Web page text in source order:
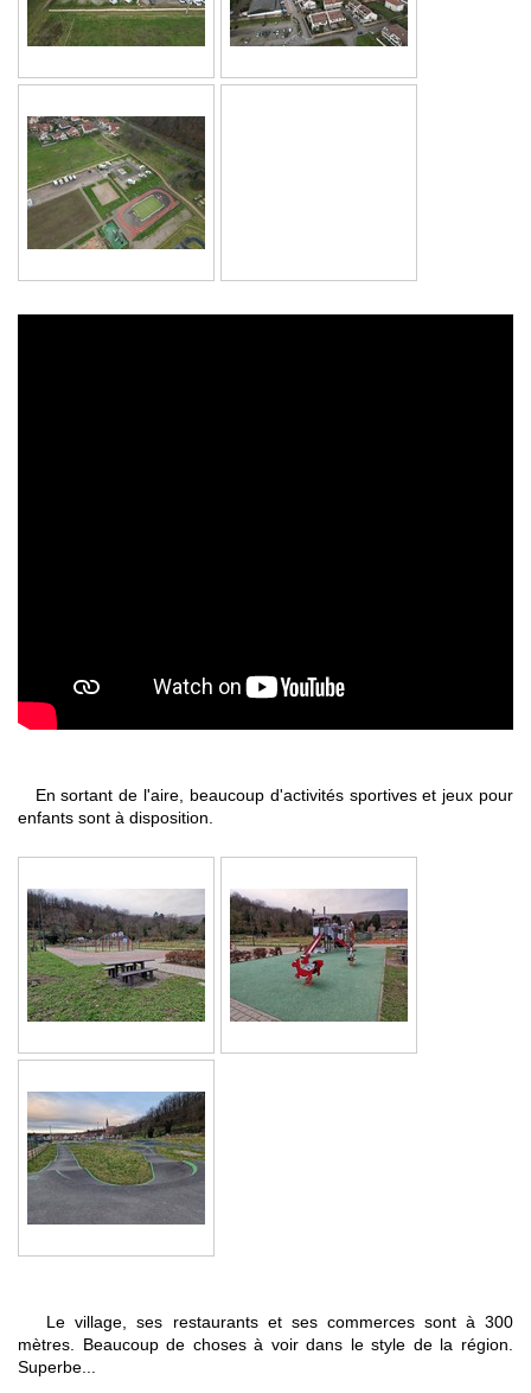
En sortant de l'aire, beaucoup d'activités sportives et jeux pour
enfants sont à disposition.
Le village, ses restaurants et ses commerces sont à 300
mètres. Beaucoup de choses à voir dans le style de la région.
Superbe...